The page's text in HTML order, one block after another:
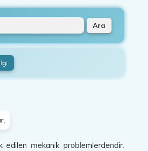
Ara
edilen mekanik problemlerdendir.